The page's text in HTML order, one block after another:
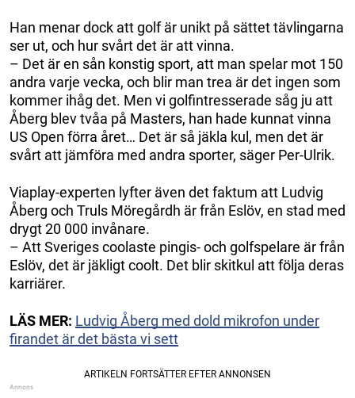
Han menar dock att golf är unikt på sättet tävlingarna
ser ut, och hur svårt det är att vinna.
– Det är en sån konstig sport, att man spelar mot 150
andra varje vecka, och blir man trea är det ingen som
kommer ihåg det. Men vi golfintresserade såg ju att
Åberg blev tvåa på Masters, han hade kunnat vinna
US Open förra året… Det är så jäkla kul, men det är
svårt att jämföra med andra sporter, säger Per-Ulrik.
Viaplay-experten lyfter även det faktum att Ludvig
Åberg och Truls Möregårdh är från Eslöv, en stad med
drygt 20 000 invånare.
– Att Sveriges coolaste pingis- och golfspelare är från
Eslöv, det är jäkligt coolt. Det blir skitkul att följa deras
karriärer.
LÄS MER: Ludvig Åberg med dold mikrofon under
firandet är det bästa vi sett